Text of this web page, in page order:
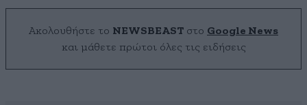
Ακολουθήστε το NEWSBEAST στο Google News
και μάθετε πρώτοι όλες τις ειδήσεις